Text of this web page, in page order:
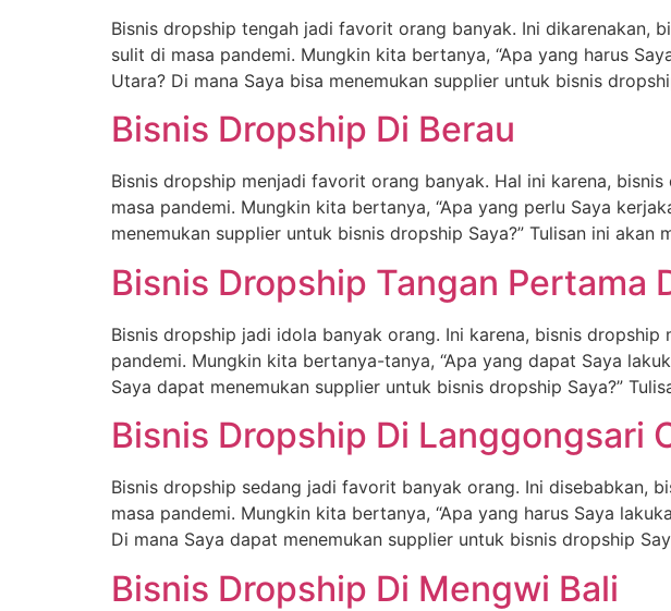
Bisnis dropship tengah jadi favorit orang banyak. Ini dikarenakan,
sulit di masa pandemi. Mungkin kita bertanya, “Apa yang harus
Utara? Di mana Saya bisa menemukan supplier untuk bisnis
Bisnis Dropship Di Berau
Bisnis dropship menjadi favorit orang banyak. Hal ini karena,
masa pandemi. Mungkin kita bertanya, “Apa yang perlu Saya
menemukan supplier untuk bisnis dropship Saya?” Tulisan ini
Bisnis Dropship Tangan Pertama
Bisnis dropship jadi idola banyak orang. Ini karena, bisnis
pandemi. Mungkin kita bertanya-tanya, “Apa yang dapat Saya
Saya dapat menemukan supplier untuk bisnis dropship Saya?”
Bisnis Dropship Di Langgongsari
Bisnis dropship sedang jadi favorit banyak orang. Ini disebabkan,
masa pandemi. Mungkin kita bertanya, “Apa yang harus Saya
Di mana Saya dapat menemukan supplier untuk bisnis dropship
Bisnis Dropship Di Mengwi Bali